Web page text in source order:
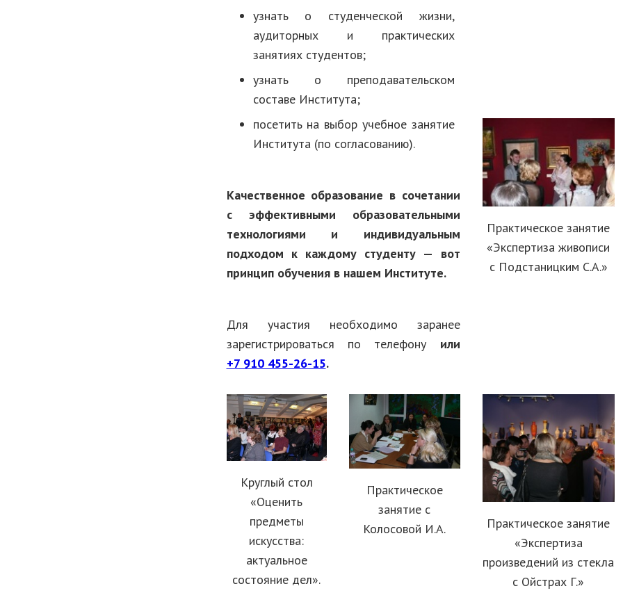
узнать о студенческой жизни,
аудиторных и практических
занятиях студентов;
узнать о преподавательском
составе Института;
посетить на выбор учебное занятие
Института (по согласованию).
Качественное образование в сочетании
с эффективными образовательными
технологиями и индивидуальным
подходом к каждому студенту — вот
принцип обучения в нашем Институте.
Для участия необходимо заранее
зарегистрироваться по телефону или
+7 910 455-26-15.
Практическое занятие
«Экспертиза живописи
с Подстаницким С.А.»
Круглый стол
«Оценить
предметы
искусства:
актуальное
состояние дел».
Практическое
занятие с
Колосовой И.А.
Практическое занятие
«Экспертиза
произведений из стекла
с Ойстрах Г.»